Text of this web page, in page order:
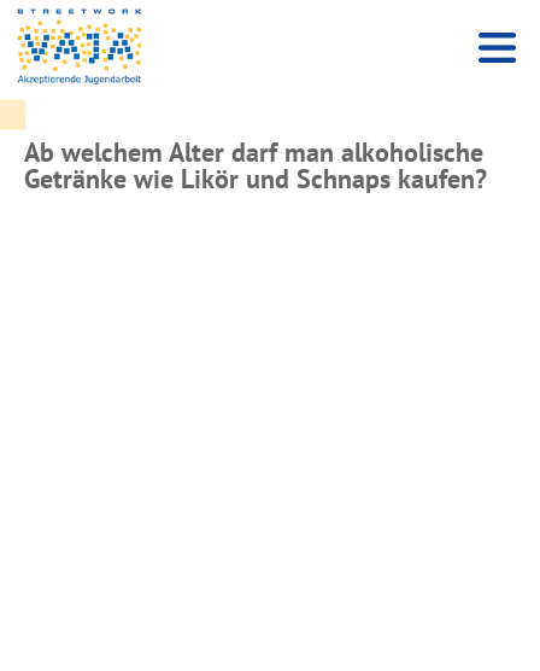
Ab welchem Alter darf man alkoholische
Getränke wie Likör und Schnaps kaufen?